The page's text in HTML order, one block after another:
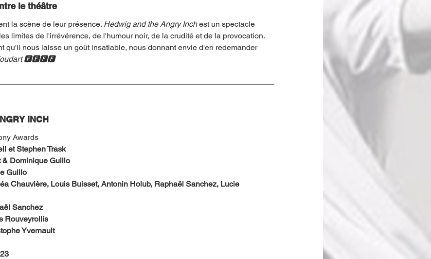
le théâtre
la scène de leur présence. Hedwig and the Angry Inch est un spectacle
limites de l'irrévérence, de l'humour noir, de la crudité et de la provocation.
qu'il nous laisse un goût insatiable, nous donnant envie d'en redemander
🅵🅵🅵🅵
INCH
Awards
et Stephen Trask
& Dominique Guillo
Guillo
Chauvière, Louis Buisset, Antonin Holub, Raphaël Sanchez, Lucie
Sanchez
Rouveyrollis
Yvernault